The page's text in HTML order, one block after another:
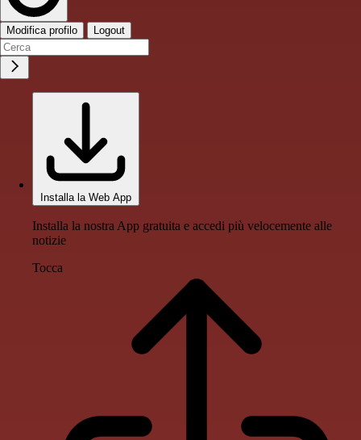
Modifica profilo Logout
Installa la Web App
Installa la nostra App gratuita e accedi più velocemente alle
notizie
Tocca